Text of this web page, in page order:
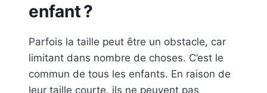
enfant ?
Parfois la taille peut être un obstacle, car
limitant dans nombre de choses. C’est le
commun de tous les enfants. En raison de
leur taille courte, ils ne peuvent pas